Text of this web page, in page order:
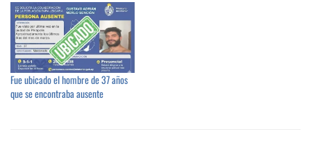
Fue ubicado el hombre de 37 años
que se encontraba ausente